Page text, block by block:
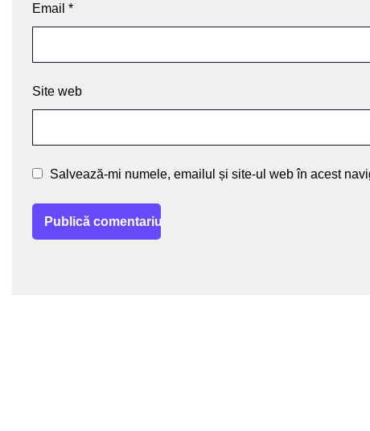
Email *
Site web
Salvează-mi numele, emailul și site-ul web în acest